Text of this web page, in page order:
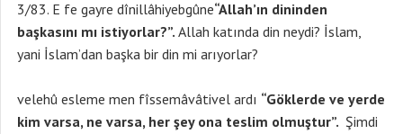
3/83. E fe gayre dînillâhiyebgûne“Allah’ın dininden
başkasını mı istiyorlar?”. Allah katında din neydi? İslam,
yani İslam’dan başka bir din mi arıyorlar?
velehû esleme men fîssemâvâtivel ardı “Göklerde ve yerde
kim varsa, ne varsa, her şey ona teslim olmuştur”. Şimdi